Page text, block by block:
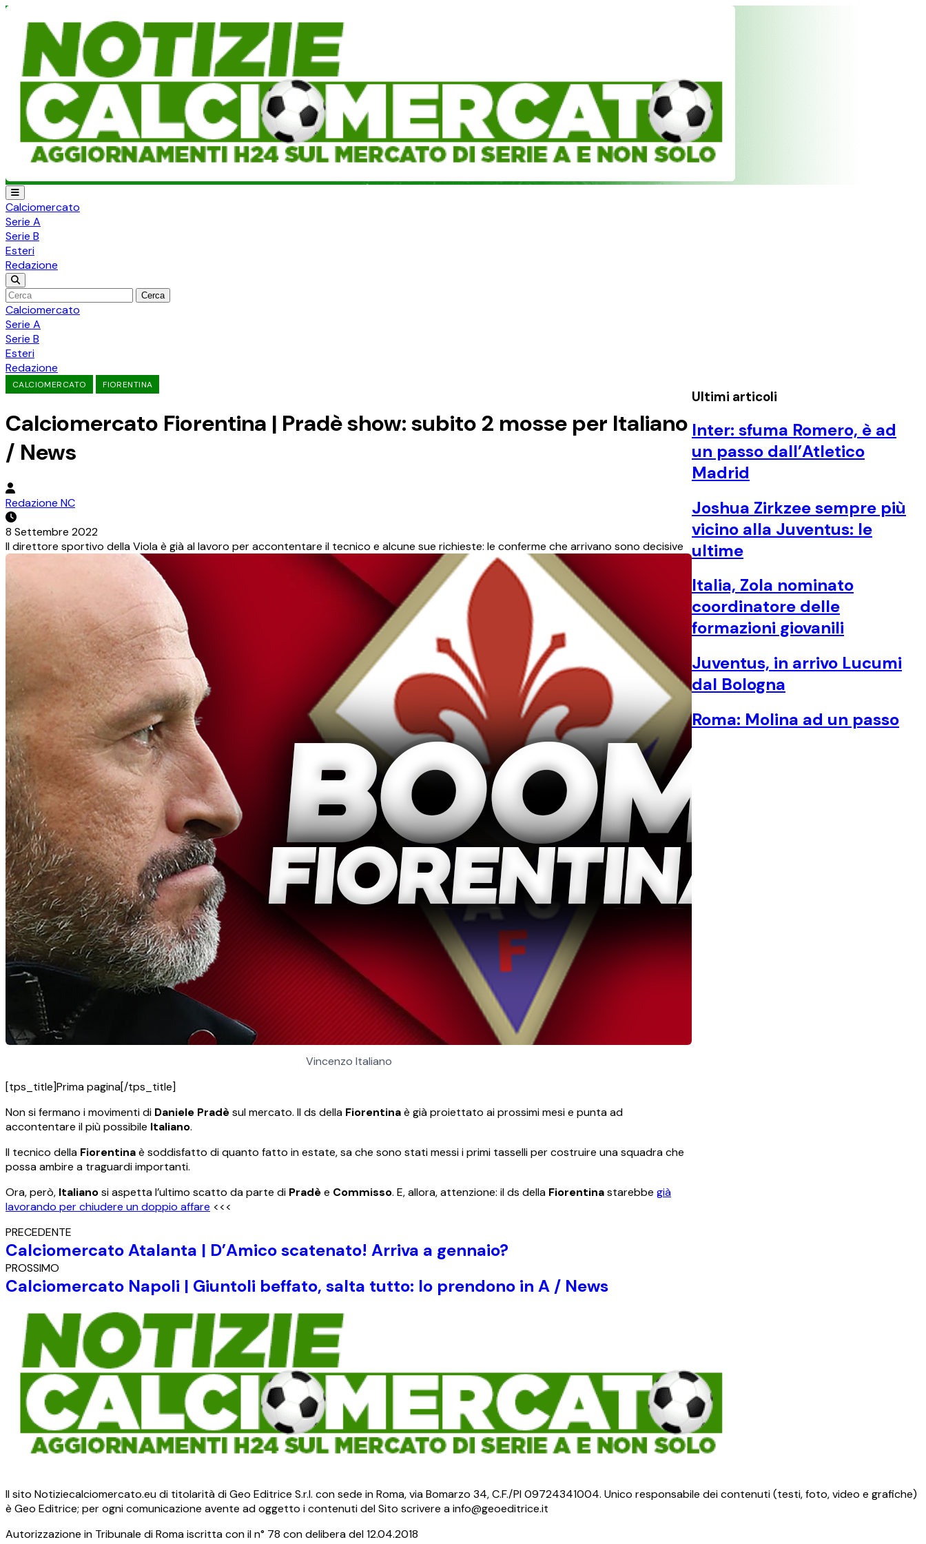
Calciomercato
Serie A
Serie B
Esteri
Redazione
Cerca
Calciomercato
Serie A
Serie B
Esteri
Redazione
CALCIOMERCATO FIORENTINA
Calciomercato Fiorentina | Pradè show: subito 2 mosse per Italiano
/ News
Redazione NC
8 Settembre 2022
Il direttore sportivo della Viola è già al lavoro per accontentare il tecnico e alcune sue richieste: le conferme che arrivano sono decisive
Vincenzo Italiano
[tps_title]Prima pagina[/tps_title]
Non si fermano i movimenti di Daniele Pradèsul mercato. Il ds della Fiorentinaè già proiettato ai prossimi mesi e punta ad
accontentare il più possibile Italiano.
Il tecnico della Fiorentinaè soddisfatto di quanto fatto in estate, sa che sono stati messi i primi tasselli per costruire una squadra che
possa ambire a traguardi importanti.
Ora, però, Italianosi aspetta l’ultimo scatto da parte di Pradèe Commisso. E, allora, attenzione: il ds della Fiorentinastarebbe già
lavorando per chiudere un doppio affare <<<
PRECEDENTE
Calciomercato Atalanta | D’Amico scatenato! Arriva a gennaio?
PROSSIMO
Calciomercato Napoli | Giuntoli beffato, salta tutto: lo prendono in A / News
Ultimi articoli
Inter: sfuma Romero, è ad
un passo dall’Atletico
Madrid
Joshua Zirkzee sempre più
vicino alla Juventus: le
ultime
Italia, Zola nominato
coordinatore delle
formazioni giovanili
Juventus, in arrivo Lucumi
dal Bologna
Roma: Molina ad un passo
Il sito Notiziecalciomercato.eu di titolarità di Geo Editrice S.r.l. con sede in Roma, via Bomarzo 34, C.F./PI 09724341004. Unico responsabile dei contenuti (testi, foto, video e grafiche)
è Geo Editrice; per ogni comunicazione avente ad oggetto i contenuti del Sito scrivere a info@geoeditrice.it
Autorizzazione in Tribunale di Roma iscritta con il n° 78 con delibera del 12.04.2018